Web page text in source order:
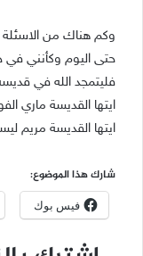
وكم هناك من الاسئلة
حتى اليوم وكأنني
فليتمجد الله في
ايتها القديسة ماري
ايتها القديسة مريم
شارك هذا الموضوع:
فيس بوك